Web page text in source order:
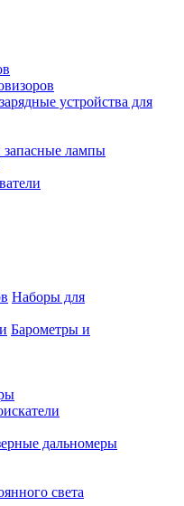
устройства для
лампы
Наборы для
Барометры и
дальномеры
света